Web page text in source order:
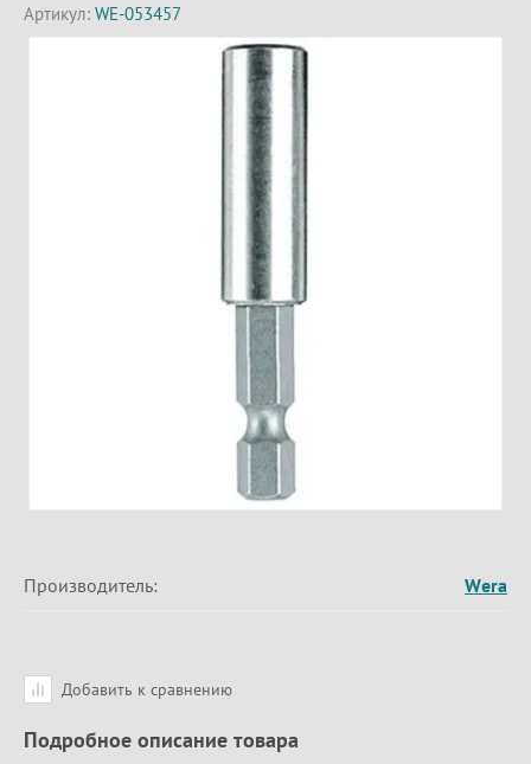
Артикул: WE-053457
Производитель: Wera
Добавить к сравнению
Подробное описание товара